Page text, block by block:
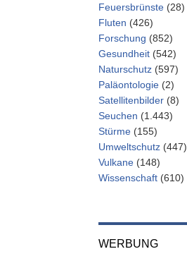
Feuersbrünste (28)
Fluten (426)
Forschung (852)
Gesundheit (542)
Naturschutz (597)
Paläontologie (2)
Satellitenbilder (8)
Seuchen (1.443)
Stürme (155)
Umweltschutz (447)
Vulkane (148)
Wissenschaft (610)
WERBUNG